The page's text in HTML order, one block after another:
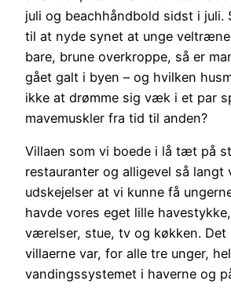
juli og beachhåndbold sidst i juli.
til at nyde synet at unge
bare, brune overkroppe, så er
gået galt i byen – og hvilken
ikke at drømme sig væk i et par
mavemuskler fra tid til anden?
Villaen som vi boede i lå tæt på
restauranter og alligevel så
udskejelser at vi kunne få
havde vores eget lille
værelser, stue, tv og køkken.
villaerne var, for alle tre unger,
vandingssystemet i haverne og